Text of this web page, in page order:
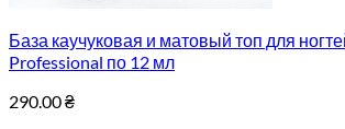
База каучуковая и матовый топ для
Professional по 12 мл
290.00₴